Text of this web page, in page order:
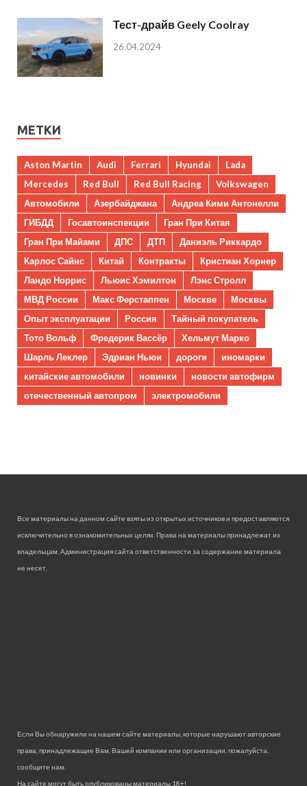
Тест-драйв Geely Coolray
26.04.2024
МЕТКИ
Aston Martin Audi Ferrari Hyundai
Lada
Mercedes
Red Bull Red Bull Racing
Volkswagen
Автомобили
Азербайджана
Андреа Кими Антонелли
ГИБДД
Госавтоинспекции
Гран При Китая
Гран При Майами
ДПС ДТП
Даниэль Риккардо
Карлос Сайнс
Китай Контракты
Кристиан Хорнер
Ландо Норрис
Льюис Хэмилтон
Лэнс Стролл
МВД России
Макс Ферстаппен Москве
Москвы
Опыт эксплуатации
Россия
Тайный покупатель
Тото Вольф
Фредерик Вассёр
Хельмут Марко
Шарль Леклер
Эдриан Ньюи дороги
иномарки
китайские автомобили
новинки
новости автофирм
отечественный автопром
электромобили
Все материалы на данном сайте взяты из открытых источников и предоставляются
исключительно в ознакомительных целях. Права на материалы принадлежат их
владельцам. Администрация сайта ответственности за содержание материала
не несет.
Если Вы обнаружили на нашем сайте материалы, которые нарушают авторские
права, принадлежащие Вам, Вашей компании или организации, пожалуйста,
сообщите нам.
На сайте могут быть опубликованы материалы 18+!